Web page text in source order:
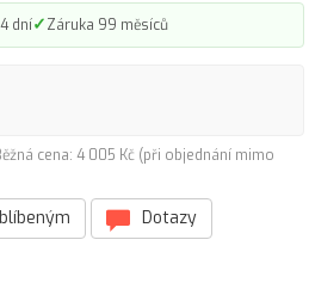
dní✓Záruka 99 měsíců
cena: 4 005 Kč (při objednání mimo
Dotazy